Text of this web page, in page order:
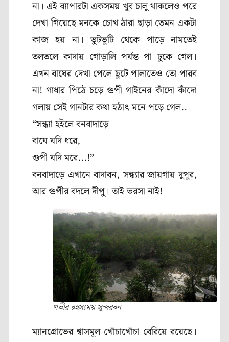
না। এই ব্যাপারটা একসময় খুব চালু থাকলেও পরে
দেখা গিয়েছে মনকে চোখ ঠারা ছাড়া তেমন একটা
কাজ হয় না। ভুটভুটি থেকে পাড়ে নামতেই
তলতলে কাদায় গোড়ালি পর্যন্ত পা ঢুকে গেল।
এখন বাঘের দেখা পেলে ছুটে পালাতেও তো পারব
না! গাধার পিঠে চড়ে গুপী গাইনের কাঁদো কাঁদো
গলায় সেই গানটার কথা হঠাৎ মনে পড়ে গেল..
“সন্ধ্যা হইলে বনবাদাড়ে
বাঘে যদি ধরে,
গুপী যদি মরে...!”
বনবাদাড়ে এখানে বাদাবন,সন্ধ্যার জায়গায় দুপুর,
আর গুপীর বদলে দীপু। তাই ভরসা নাই!
গভীর রহস্যময় সুন্দরবন
ম্যানগ্রোভের শ্বাসমূল খোঁচাখোঁচা বেরিয়ে রয়েছে।